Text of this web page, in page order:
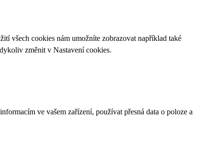
všech cookies nám umožníte zobrazovat například také
změnit v Nastavení cookies.
ve vašem zařízení, používat přesná data o poloze a